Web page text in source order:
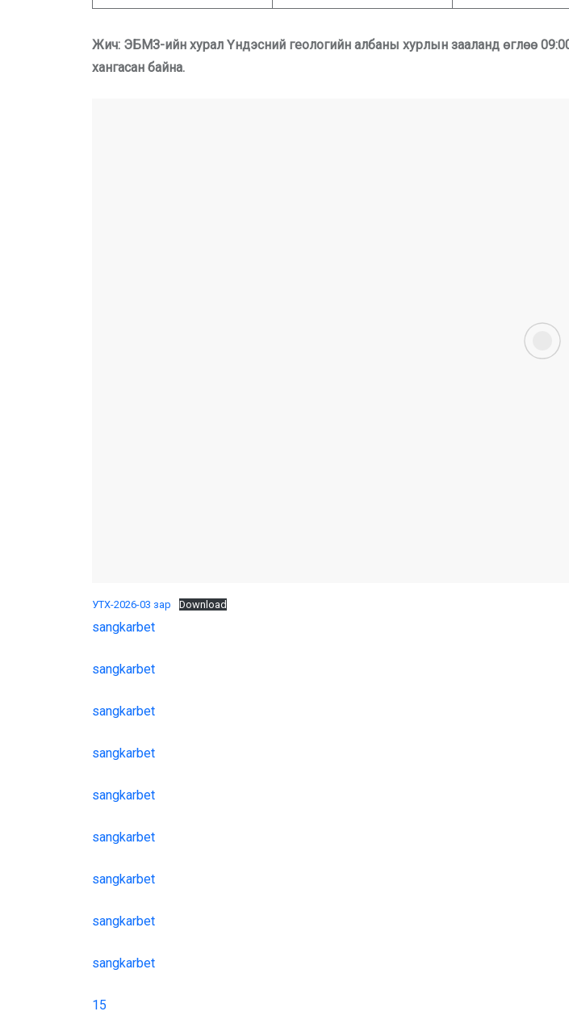
Жич: ЭБМЗ-ийн хурал Үндэсний геологийн албаны хурлын зааланд өглөө
хангасан байна.
УТХ-2026-03 зар Download
sangkarbet
sangkarbet
sangkarbet
sangkarbet
sangkarbet
sangkarbet
sangkarbet
sangkarbet
sangkarbet
15